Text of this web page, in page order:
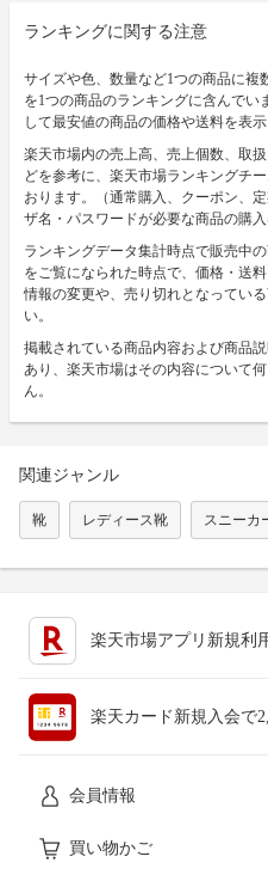
ランキングに関する注意
サイズや色、数量など1つの商品に
を1つの商品のランキングに含んでい
して最安値の商品の価格や送料を表示
楽天市場内の売上高、売上個数、取
どを参考に、楽天市場ランキングチ
おります。（通常購入、クーポン、
ザ名・パスワードが必要な商品の購入
ランキングデータ集計時点で販売中
をご覧になられた時点で、価格・送
情報の変更や、売り切れとなってい
い。
掲載されている商品内容および商品
あり、楽天市場はその内容について
ん。
関連ジャンル
靴 レディース靴 スニーカ
楽天市場アプリ新規利
楽天カード新規入会で
会員情報
買い物かご